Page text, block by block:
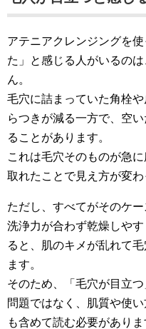
アテニアクレンジングを
た」と感じる人がいるの
ん。
毛穴に詰まっていた角栓
らつきが減る一方で、空
ることがあります。
これは毛穴そのものが急
取れたことで見え方が変わ
ただし、すべてがそのケー
洗浄力が合わず乾燥しや
ると、肌のキメが乱れて
ます。
そのため、「毛穴が目立
問題ではなく、肌質や使
も含めて読む必要がありま